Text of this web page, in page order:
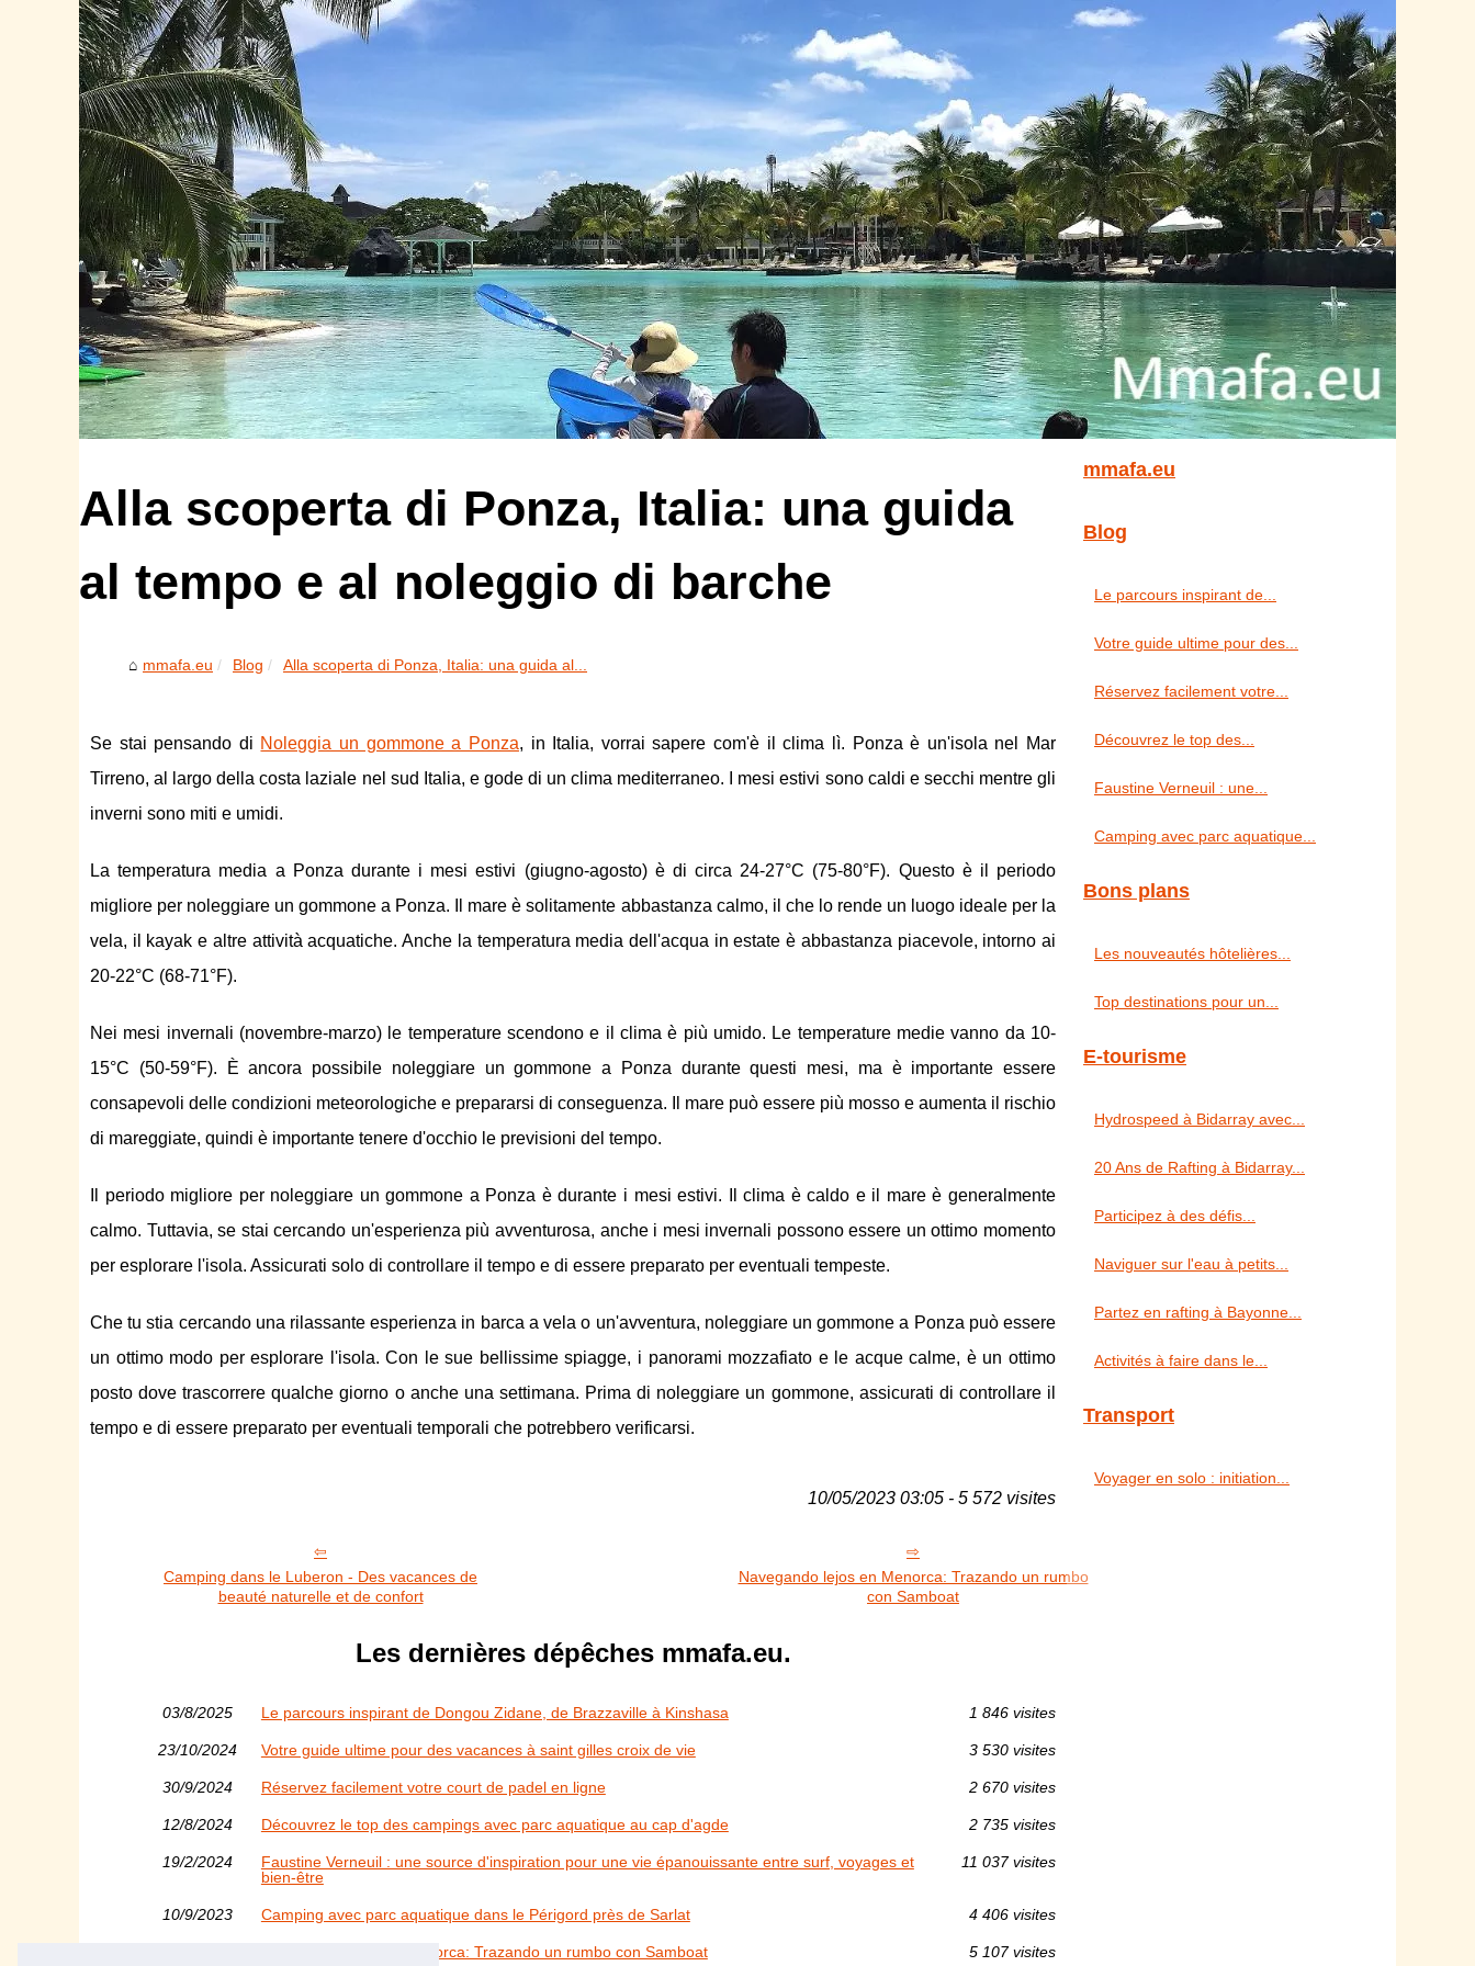
Alla scoperta di Ponza, Italia: una guida
al tempo e al noleggio di barche
mmafa.eu Blog Alla scoperta di Ponza, Italia: una guida al...
Se stai pensando di Noleggia un gommone a Ponza, in Italia, vorrai sapere com'è il clima lì. Ponza è un'isola nel Mar
Tirreno, al largo della costa laziale nel sud Italia, e gode di un clima mediterraneo. I mesi estivi sono caldi e secchi mentre gli
inverni sono miti e umidi.
La temperatura media a Ponza durante i mesi estivi (giugno-agosto) è di circa 24-27°C (75-80°F). Questo è il periodo
migliore per noleggiare un gommone a Ponza. Il mare è solitamente abbastanza calmo, il che lo rende un luogo ideale per la
vela, il kayak e altre attività acquatiche. Anche la temperatura media dell'acqua in estate è abbastanza piacevole, intorno ai
20-22°C (68-71°F).
Nei mesi invernali (novembre-marzo) le temperature scendono e il clima è più umido. Le temperature medie vanno da 10-
15°C (50-59°F). È ancora possibile noleggiare un gommone a Ponza durante questi mesi, ma è importante essere
consapevoli delle condizioni meteorologiche e prepararsi di conseguenza. Il mare può essere più mosso e aumenta il rischio
di mareggiate, quindi è importante tenere d'occhio le previsioni del tempo.
Il periodo migliore per noleggiare un gommone a Ponza è durante i mesi estivi. Il clima è caldo e il mare è generalmente
calmo. Tuttavia, se stai cercando un'esperienza più avventurosa, anche i mesi invernali possono essere un ottimo momento
per esplorare l'isola. Assicurati solo di controllare il tempo e di essere preparato per eventuali tempeste.
Che tu stia cercando una rilassante esperienza in barca a vela o un'avventura, noleggiare un gommone a Ponza può essere
un ottimo modo per esplorare l'isola. Con le sue bellissime spiagge, i panorami mozzafiato e le acque calme, è un ottimo
posto dove trascorrere qualche giorno o anche una settimana. Prima di noleggiare un gommone, assicurati di controllare il
tempo e di essere preparato per eventuali temporali che potrebbero verificarsi.
10/05/2023 03:05 - 5 572 visites
Camping dans le Luberon - Des vacances de
beauté naturelle et de confort
Navegando lejos en Menorca: Trazando un rumbo
con Samboat
Les dernières dépêches mmafa.eu.
03/8/2025 Le parcours inspirant de Dongou Zidane, de Brazzaville à Kinshasa 1 846 visites
23/10/2024 Votre guide ultime pour des vacances à saint gilles croix de vie 3 530 visites
30/9/2024 Réservez facilement votre court de padel en ligne 2 670 visites
12/8/2024 Découvrez le top des campings avec parc aquatique au cap d'agde 2 735 visites
19/2/2024
Faustine Verneuil : une source d'inspiration pour une vie épanouissante entre surf, voyages et
bien-être
11 037 visites
10/9/2023 Camping avec parc aquatique dans le Périgord près de Sarlat 4 406 visites
Navegando lejos en Menorca: Trazando un rumbo con Samboat 5 107 visites
mmafa.eu
Blog
Le parcours inspirant de...
Votre guide ultime pour des...
Réservez facilement votre...
Découvrez le top des...
Faustine Verneuil : une...
Camping avec parc aquatique...
Bons plans
Les nouveautés hôtelières...
Top destinations pour un...
E-tourisme
Hydrospeed à Bidarray avec...
20 Ans de Rafting à Bidarray...
Participez à des défis...
Naviguer sur l'eau à petits...
Partez en rafting à Bayonne...
Activités à faire dans le...
Transport
Voyager en solo : initiation...